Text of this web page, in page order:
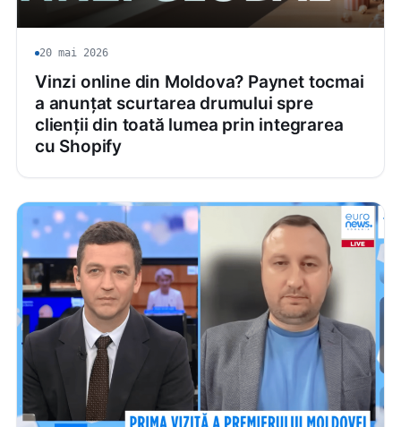
20 mai 2026
Vinzi online din Moldova? Paynet tocmai
a anunțat scurtarea drumului spre
clienții din toată lumea prin integrarea
cu Shopify